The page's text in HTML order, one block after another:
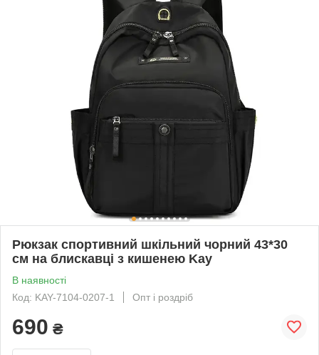
Рюкзак спортивний шкільний чорний 43*30
см на блискавці з кишенею Kay
В наявності
Код: KAY-7104-0207-1
Опт і роздріб
690 ₴